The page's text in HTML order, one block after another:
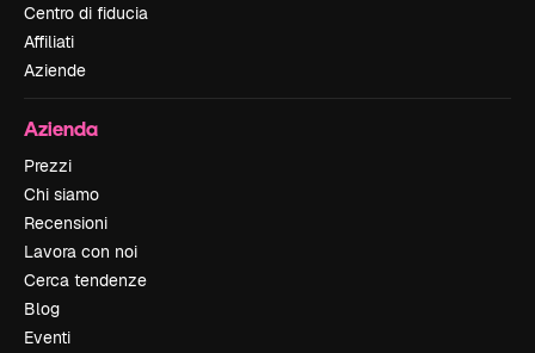
Centro di fiducia
Affiliati
Aziende
Azienda
Prezzi
Chi siamo
Recensioni
Lavora con noi
Cerca tendenze
Blog
Eventi